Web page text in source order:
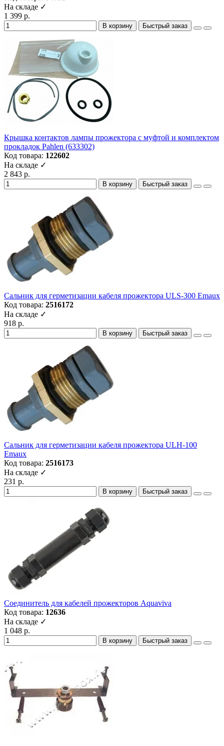
На складе ✓
1 399 р.
В корзину Быстрый заказ
Крышка контактов лампы прожектора с муфтой и комплектом
прокладок Pahlen (633302)
Код товара: 122602
На складе ✓
2 843 р.
В корзину Быстрый заказ
Сальник для герметизации кабеля прожектора ULS-300 Emaux
Код товара: 2516172
На складе ✓
918 р.
В корзину Быстрый заказ
Сальник для герметизации кабеля прожектора ULН-100
Emaux
Код товара: 2516173
На складе ✓
231 р.
В корзину Быстрый заказ
Соединитель для кабелей прожекторов Aquaviva
Код товара: 12636
На складе ✓
1 048 р.
В корзину Быстрый заказ